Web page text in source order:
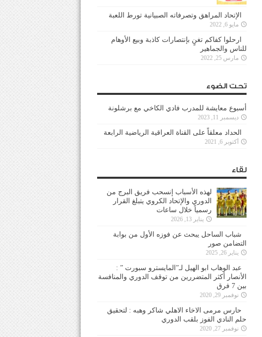
الإتحاد المراهق وتصرفاته الصبيانية تورط اللعبة
مايو 6, 2022
ارحلوا كفاكم تغنٍ بإنتصارات كاذبة وبيع الأوهام
للناس والجماهير
مارس 25, 2022
تحت الضوء
أسبوع معايشة للمدرب فادي الكاخي مع برشلونة
ديسمبر 11, 2023
الحداد معلقاً على القناة العراقية الرياضية الرابعة
أكتوبر 6, 2021
لقاء
لهذه الأسباب إنسحب فريق البرج من
الدوري والإتحاد الكروي يتبلغ القرار
رسمياً خلال ساعات
يناير 13, 2026
شباب الساحل يبحث عن فوزه الأول من بوابة
التضامن صور
يناير 26, 2025
عبد الوهاب ابو الهيل لـ”المايسترو سبورت ” :
الأنصار أكثر المتضررين من توقف الدوري والمنافسة
بين 7 فرق
نوفمبر 29, 2020
حارس مرمى الاخاء الاهلي شاكر وهبه : لتحقيق
حلم النادي الفوز بلقب الدوري
نوفمبر 27, 2020